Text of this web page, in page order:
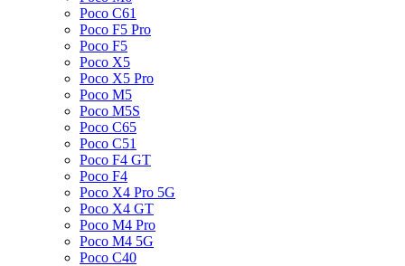
Poco C61
Poco F5 Pro
Poco F5
Poco X5
Poco X5 Pro
Poco M5
Poco M5S
Poco C65
Poco C51
Poco F4 GT
Poco F4
Poco X4 Pro 5G
Poco X4 GT
Poco M4 Pro
Poco M4 5G
Poco C40